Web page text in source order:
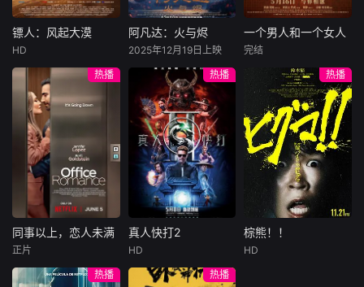
结盟，彼时银行欲
将国宝名画低价卖
给外国人，许雁真
仿造名画、偷天换
日。几经波折，两
人联手在各方势力
的夹缝间巧妙周
旋，共历险阻，破
解重重困境。
巨额遗产，让每个
人貌似都有犯罪动
机。警察毫无头绪
“不务正业”迈出牧
场，追查牧羊人“躺
平
豪华别墅、名车名
表、神秘女友全部
备齐，在陈伦的精
瞬间拥有顶配人
生。
镖人：风起大漠
于适
大漠之上，镖人、
官府、西域五大家
族等多方势力盘根
错节、暗潮涌动。
“天字第二号逃犯”
刀马接下特殊押镖
任务，和同伴一起
从西域护镖远赴长
安。不料，他们的
护送对象竟是“天字
郎……天下熙熙皆
镖人：风起大漠
HD
阿凡达：火与烬
佐伊·索尔达娜
西格妮·韦弗
影片聚焦杰克·萨利
与奈蒂莉一家的命
运起伏，在前作的
情感余波之上，深
刻描绘一个家族在
战火中如何成长、
并共同守护血脉相
连的情感纽带的历
程，从而将故事推
维度。此外，潘多
阿凡达：火与烬
2025年12月19日上映
一个男人和一个女人
周汉宁
男人（黄渤
饰）和女人（倪妮
饰）飞机同时落
地，入住同一家酒
店，成为一墙之隔
的邻居。不够隔音
的房间暴露了男人
和女人因生活暂停
陷入的困境，健
康、家庭、婚姻、
一个男人和一个女人
完结
热播
同事以上，恋人未满
布雷特·戈德斯坦
同事以上，恋人未满
正片
热播
真人快打2
阿德莱恩·鲁道夫
真人快打2
HD
热播
棕熊！！
棕熊！！
HD
热播
热播